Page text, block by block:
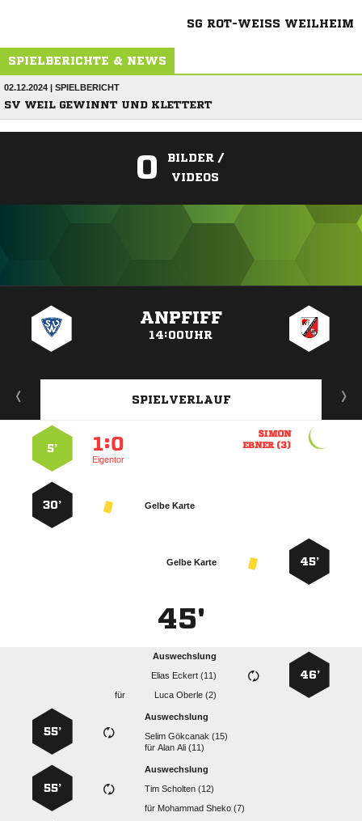
SG ROT-WEISS WEILHEIM
SPIELBERICHTE & NEWS
02.12.2024 | SPIELBERICHT
SV WEIL GEWINNT UND KLETTERT
0
BILDER /
VIDEOS
ANPFIFF
14:00UHR
SPIELVERLAUF

 
:
Eigentor
5’
Gelbe Karte
30’
45’
Gelbe Karte
45'
46’
Auswechslung
  
für
  
Auswechslung
  
für  
55’
Auswechslung
  
für   
55’